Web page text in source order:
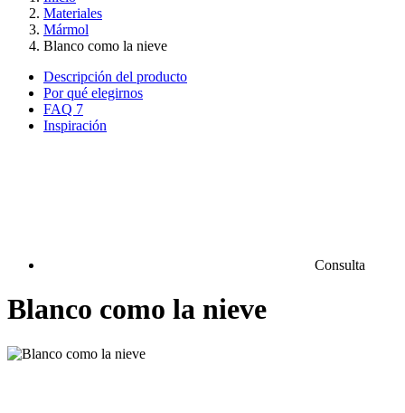
Materiales
Mármol
Blanco como la nieve
Descripción del producto
Por qué elegirnos
FAQ 7
Inspiración
Consulta
Blanco como la nieve